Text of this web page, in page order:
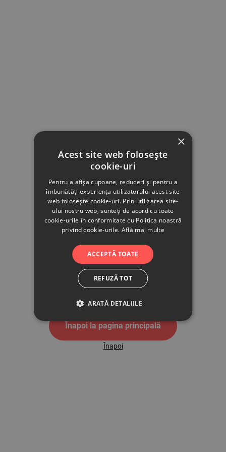
500
Înapoi la pagina principală
Înapoi
×
Acest site web folosește
cookie-uri
Pentru a afișa cupoane, reduceri și pentru a
îmbunătăți experiența utilizatorului acest site
web folosește cookie-uri. Prin utilizarea site-
ului nostru web, sunteți de acord cu toate
cookie-urile în conformitate cu Politica noastră
privind cookie-urile. Află mai multe
ACCEPTĂ TOATE
REFUZĂ TOT
ARATĂ DETALIILE